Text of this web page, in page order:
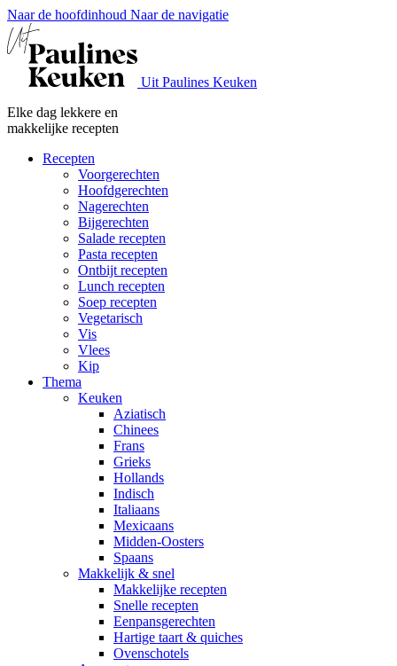
Naar de hoofdinhoud Naar de navigatie
Uit Paulines Keuken
Elke dag lekkere en
makkelijke recepten
Recepten
Voorgerechten
Hoofdgerechten
Nagerechten
Bijgerechten
Salade recepten
Pasta recepten
Ontbijt recepten
Lunch recepten
Soep recepten
Vegetarisch
Vis
Vlees
Kip
Thema
Keuken
Aziatisch
Chinees
Frans
Grieks
Hollands
Indisch
Italiaans
Mexicaans
Midden-Oosters
Spaans
Makkelijk & snel
Makkelijke recepten
Snelle recepten
Eenpansgerechten
Hartige taart & quiches
Ovenschotels